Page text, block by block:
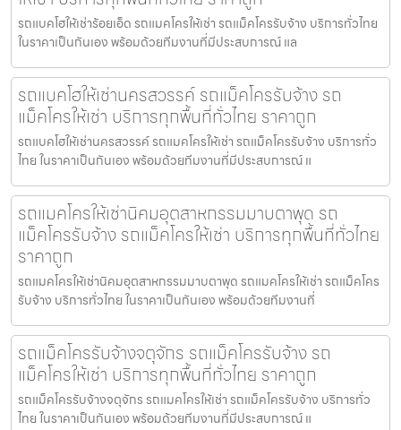
รถแบคโฮให้เช่าร้อยเอ็ด รถแมคโครให้เช่า รถแม็คโครรับจ้าง บริการทั่วไทย
ในราคาเป็นกันเอง พร้อมด้วยทีมงานที่มีประสบการณ์ แล
รถแบคโฮให้เช่านครสวรรค์ รถแม็คโครรับจ้าง รถ
แม็คโครให้เช่า บริการทุกพื้นที่ทั่วไทย ราคาถูก
รถแบคโฮให้เช่านครสวรรค์ รถแมคโครให้เช่า รถแม็คโครรับจ้าง บริการทั่ว
ไทย ในราคาเป็นกันเอง พร้อมด้วยทีมงานที่มีประสบการณ์ แ
รถแมคโครให้เช่านิคมอุตสาหกรรมมาบตาพุด รถ
แม็คโครรับจ้าง รถแม็คโครให้เช่า บริการทุกพื้นที่ทั่วไทย
ราคาถูก
รถแมคโครให้เช่านิคมอุตสาหกรรมมาบตาพุด รถแมคโครให้เช่า รถแม็คโคร
รับจ้าง บริการทั่วไทย ในราคาเป็นกันเอง พร้อมด้วยทีมงานที่
รถแม็คโครรับจ้างจตุจักร รถแม็คโครรับจ้าง รถ
แม็คโครให้เช่า บริการทุกพื้นที่ทั่วไทย ราคาถูก
รถแม็คโครรับจ้างจตุจักร รถแมคโครให้เช่า รถแม็คโครรับจ้าง บริการทั่ว
ไทย ในราคาเป็นกันเอง พร้อมด้วยทีมงานที่มีประสบการณ์ แ